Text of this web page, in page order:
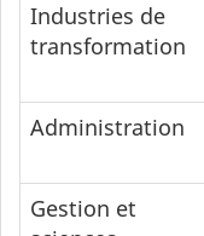
Industries de
transformation
Administration
Gestion et